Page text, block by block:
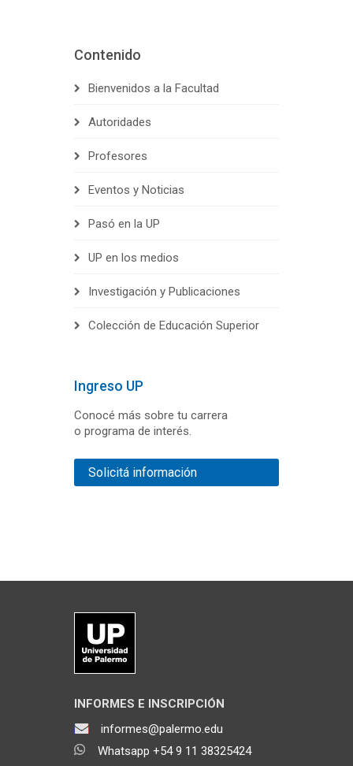
Contenido
Bienvenidos a la Facultad
Autoridades
Profesores
Eventos y Noticias
Pasó en la UP
UP en los medios
Investigación y Publicaciones
Colección de Educación Superior
Ingreso UP
Conocé más sobre tu carrera
o programa de interés.
Solicitá información
INFORMES E INSCRIPCIÓN
informes@palermo.edu
Whatsapp +54 9 11 38325424